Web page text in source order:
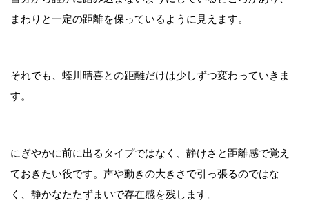
まわりと一定の距離を保っているように見えます。
それでも、蛭川晴喜との距離だけは少しずつ変わっていきま
す。
にぎやかに前に出るタイプではなく、静けさと距離感で覚え
ておきたい役です。声や動きの大きさで引っ張るのではな
く、静かなたたずまいで存在感を残します。